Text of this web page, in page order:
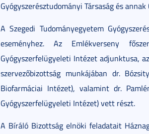
Gyógyszerésztudományi Társaság és
A Szegedi Tudományegyetem
eseményhez. Az Emlékverseny
Gyógyszerfelügyeleti Intézet adjunktusa,
szervezőbizottság munkájában dr.
Biofarmáciai Intézet), valamint dr.
Gyógyszerfelügyeleti Intézet) vett részt.
A Bíráló Bizottság elnöki feladatait